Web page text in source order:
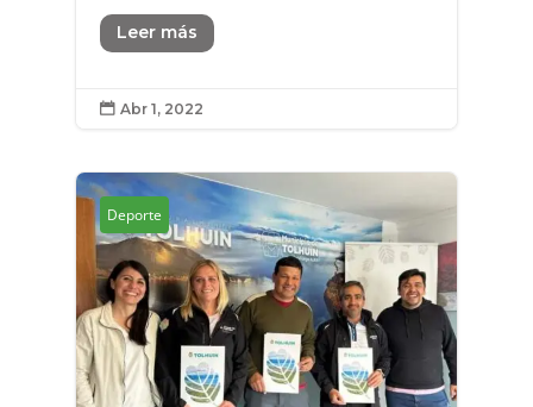
Leer más
 Abr 1, 2022
Deporte